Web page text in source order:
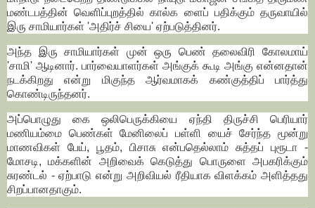
மண்டபத்தின் வெளிப்புறத்தில் கால்க ளைப் பதிக்கும் தருவாயில்
இரு சாமியார்கள் 'அதிர்ச் சியை' ஏற்படுத்தினர்.
அந்த இரு சாமியார்கள் முன் ஒரு பெண் தலைவிரி கோலமாய்
'சாமி' ஆடினார். பார்வையாளர்கள் அங்குக் கூடி அங்கு என்னதான்
நடக்கிறது என்று மிகுந்த ஆர்வமாகக் கண்குத்திப் பார்த்து
கொண்டிருந்தனர்.
அப்பொழுது கை ஒலிபெருக்கியை ஏந்தி திருச்சி பெரியார்
மணியம்மை பெண்கள் மேனிலைப் பள்ளி யைச் சேர்ந்த மூன்று
மாணவிகள் பேய், பூதம், பிசாசு என்பதெல்லாம் சுத்தப் புரூடா -
மோசடி, மக்களின் அறிவைக் கெடுத்து பொருளை அபகரிக்கும்
சுரண்டல் - ஏற்பாடு என்று அறிவியல் ரீதியாக விளக்கம் அளித்தது
சிறப்பானதாகும்.